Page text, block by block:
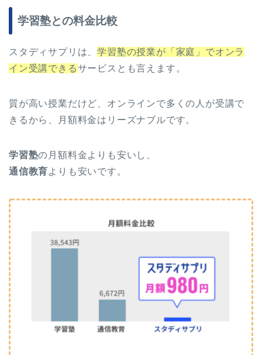
学習塾との料金比較
スタディサプリは、学習塾の授業が「家庭」でオンラ
イン受講できるサービスとも言えます。
質が高い授業だけど、オンラインで多くの人が受講で
きるから、月額料金はリーズナブルです。
学習塾の月額料金よりも安いし、
通信教育よりも安いです。